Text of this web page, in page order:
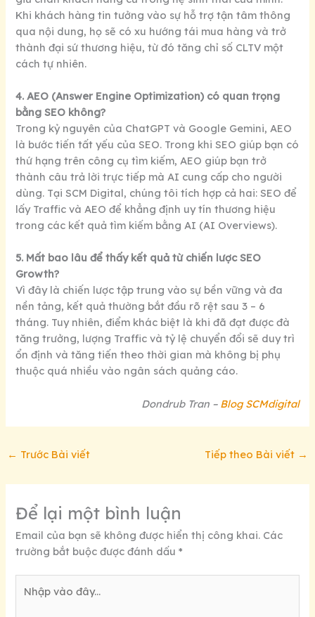
Khi khách hàng tin tưởng vào sự hỗ trợ tận tâm thông
qua nội dung, họ sẽ có xu hướng tái mua hàng và trở
thành đại sứ thương hiệu, từ đó tăng chỉ số CLTV một
cách tự nhiên.
4. AEO (Answer Engine Optimization) có quan trọng
bằng SEO không?
Trong kỷ nguyên của ChatGPT và Google Gemini, AEO
là bước tiến tất yếu của SEO. Trong khi SEO giúp bạn có
thứ hạng trên công cụ tìm kiếm, AEO giúp bạn trở
thành câu trả lời trực tiếp mà AI cung cấp cho người
dùng. Tại SCM Digital, chúng tôi tích hợp cả hai: SEO để
lấy Traffic và AEO để khẳng định uy tín thương hiệu
trong các kết quả tìm kiếm bằng AI (AI Overviews).
5. Mất bao lâu để thấy kết quả từ chiến lược SEO
Growth?
Vì đây là chiến lược tập trung vào sự bền vững và đa
nền tảng, kết quả thường bắt đầu rõ rệt sau 3 – 6
tháng. Tuy nhiên, điểm khác biệt là khi đã đạt được đà
tăng trưởng, lượng Traffic và tỷ lệ chuyển đổi sẽ duy trì
ổn định và tăng tiến theo thời gian mà không bị phụ
thuộc quá nhiều vào ngân sách quảng cáo.
Dondrub Tran – Blog SCMdigital
← Trước Bài viết Tiếp theo Bài viết →
Để lại một bình luận
Email của bạn sẽ không được hiển thị công khai. Các
trường bắt buộc được đánh dấu*
vào